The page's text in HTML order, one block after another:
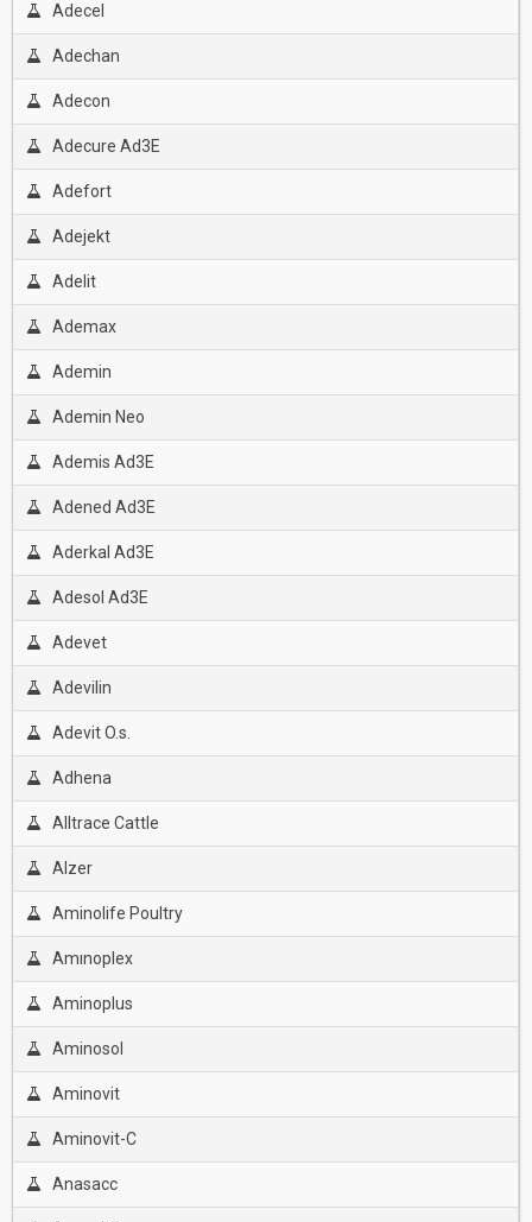
Adecel
Adechan
Adecon
Adecure Ad3E
Adefort
Adejekt
Adelit
Ademax
Ademin
Ademin Neo
Ademis Ad3E
Adened Ad3E
Aderkal Ad3E
Adesol Ad3E
Adevet
Adevilin
Adevit O.s.
Adhena
Alltrace Cattle
Alzer
Aminolife Poultry
Amınoplex
Aminoplus
Aminosol
Aminovit
Aminovit-C
Anasacc